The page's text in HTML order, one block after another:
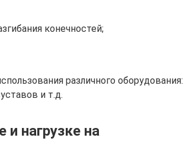
конечностей;
различного оборудования:
и т.д.
нагрузке на